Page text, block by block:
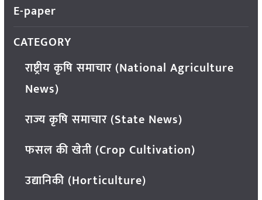
E-paper
CATEGORY
राष्ट्रीय कृषि समाचार (National Agriculture
News)
राज्य कृषि समाचार (State News)
फसल की खेती (Crop Cultivation)
उद्यानिकी (Horticulture)